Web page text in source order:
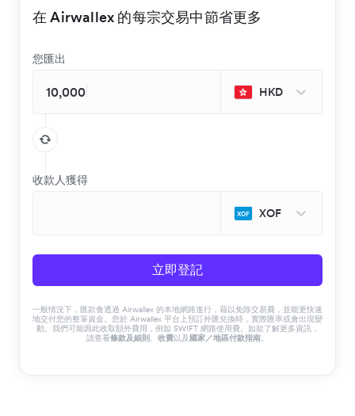
在 Airwallex 的每宗交易中節省更多
您匯出
HKD
收款人獲得
XOF
立即登記
一般情況下，匯款會透過 Airwallex 的本地網路進行，藉以免除交易費，並能更快速
地交付您的整筆資金。您於 Airwallex 平台上預訂外匯兌換時，實際匯率或會出現變
動。我們可能因此收取額外費用，例如 SWIFT 網路使用費。如欲了解更多資訊，
請查看條款及細則 、 收費以及 國家／地區付款指南。